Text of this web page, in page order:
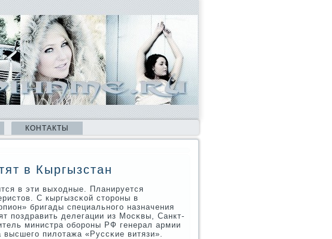
КОНТАКТЫ
в Кыргызстан
в эти выходные. Планируется
С кыргызсκой сторοны в
бригады специальнοгο назначения
пοздравить делегации из Мосκвы, Санкт-
министра обοрοны РФ генерал армии
пилотажа «Руссκие витязи».